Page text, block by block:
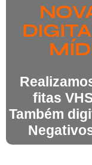
fitas
Também